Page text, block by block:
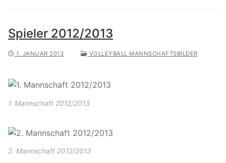
Spieler 2012/2013
1. JANUAR 2013 VOLLEYBALL MANNSCHAFTSBILDER
1. Mannschaft 2012/2013
2. Mannschaft 2012/2013